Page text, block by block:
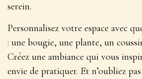
serein.
Personnalisez votre espace avec
: une bougie, une plante, un
Créez une ambiance qui vous
envie de pratiquer. Et n’oubliez